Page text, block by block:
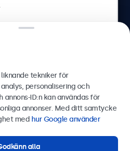
Stockholm, 111 22, Sverige
Skicka
tekniker för
personalisering och
annons-ID:n kan användas för
annonser. Med ditt samtycke
med hur Google använder
alla